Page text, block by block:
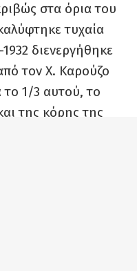
στα όρια του
τυχαία
διενεργήθηκε
τον Χ. Καρούζο
1/3 αυτού, το
της κόρης της